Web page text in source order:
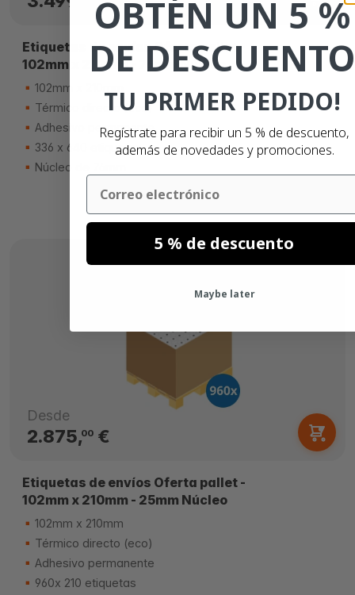
Etiquetas de envíos Oferta pallet -
102mm x 210mm - 76mm Núcleo
102mm x 210mm
Térmico directo (eco)
Adhesivo permanente
336 x 640 etiquetas
Núcleo de 76mm
Desde
2.875,00€
Etiquetas de envíos Oferta pallet -
102mm x 210mm - 25mm Núcleo
102mm x 210mm
Térmico directo (eco)
Adhesivo permanente
960x 210 etiquetas
OBTÉN UN 5 %
DE DESCUENTO
TU PRIMER PEDIDO!
Regístrate para recibir un 5 % de descuento,
además de novedades y promociones.
Email
5 % de descuento
Maybe later